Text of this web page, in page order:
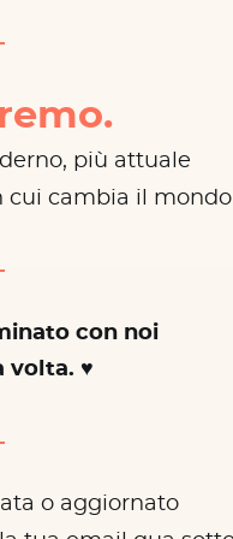
più attuale
cui cambia il
con noi
volta. ♥
o aggiornato